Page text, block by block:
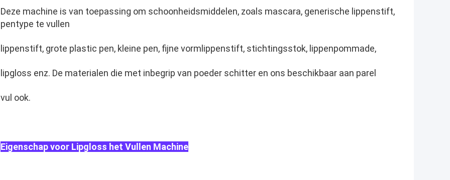
Deze machine is van toepassing om schoonheidsmiddelen, zoals mascara, generische lippenstift,
pentype te vullen
lippenstift, grote plastic pen, kleine pen, fijne vormlippenstift, stichtingsstok, lippenpommade,
lipgloss enz. De materialen die met inbegrip van poeder schitter en ons beschikbaar aan parel
vul ook.
Eigenschap voor Lipgloss het Vullen Machine